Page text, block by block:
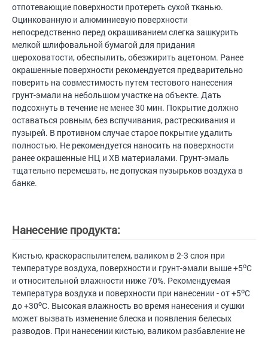
отпотевающие поверхности протереть сухой тканью.
Оцинкованную и алюминиевую поверхности
непосредственно перед окрашиванием слегка зашкурить
мелкой шлифовальной бумагой для придания
шероховатости, обеспылить, обезжирить ацетоном. Ранее
окрашенные поверхности рекомендуется предварительно
поверить на совместимость путем тестового нанесения
грунт-эмали на небольшом участке на объекте. Дать
подсохнуть в течение не менее 30 мин. Покрытие должно
оставаться ровным, без вспучивания, растрескивания и
пузырей. В противном случае старое покрытие удалить
полностью. Не рекомендуется наносить на поверхности
ранее окрашенные НЦ и ХВ материалами. Грунт-эмаль
тщательно перемешать, не допуская пузырьков воздуха в
банке.
Нанесение продукта:
Кистью, краскораспылителем, валиком в 2-3 слоя при
температуре воздуха, поверхности и грунт-эмали выше +5оС
и относительной влажности ниже 70%. Рекомендуемая
температура воздуха и поверхности при нанесении - от +5оС
до +30оС. Высокая влажность во время нанесения и сушки
может вызвать изменение блеска и появления белесых
разводов. При нанесении кистью, валиком разбавление не